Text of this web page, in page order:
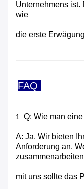
Unternehmens ist.
wie
die erste Erwägung
FAQ
1. Q: Wie man
A: Ja. Wir bieten
Anforderung an.
mit uns sollte das